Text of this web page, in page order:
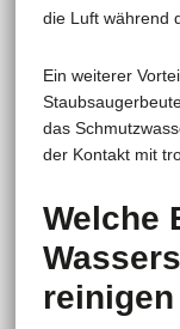
die Luft während
Ein weiterer
das
der Kontakt mit
Welche